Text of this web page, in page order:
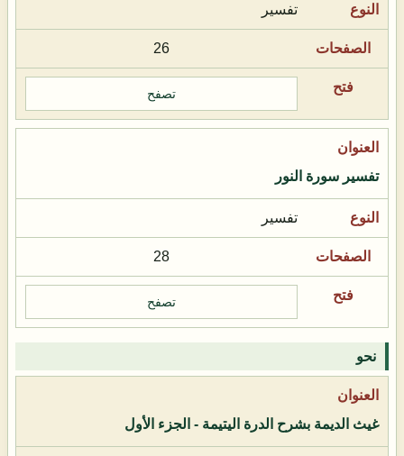
تفسير
26
تصفح
تفسير سورة النور
تفسير
28
تصفح
نحو
غيث الديمة بشرح الدرة اليتيمة - الجزء الأول